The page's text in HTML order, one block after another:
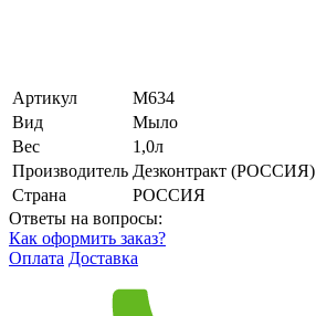
Артикул
М634
Вид
Мыло
Вес
1,0л
Производитель Дезконтракт (РОССИЯ)
Страна
РОССИЯ
Ответы на вопросы:
Как оформить заказ?
Оплата Доставка